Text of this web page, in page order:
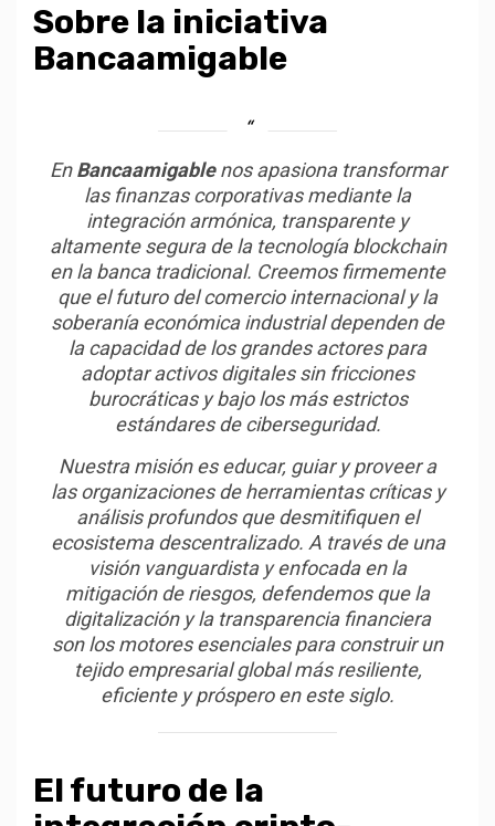
Sobre la iniciativa
Bancaamigable
EnBancaamigablenos apasiona transformar
las finanzas corporativas mediante la
integración armónica, transparente y
altamente segura de la tecnología blockchain
en la banca tradicional. Creemos firmemente
que el futuro del comercio internacional y la
soberanía económica industrial dependen de
la capacidad de los grandes actores para
adoptar activos digitales sin fricciones
burocráticas y bajo los más estrictos
estándares de ciberseguridad.
Nuestra misión es educar, guiar y proveer a
las organizaciones de herramientas críticas y
análisis profundos que desmitifiquen el
ecosistema descentralizado. A través de una
visión vanguardista y enfocada en la
mitigación de riesgos, defendemos que la
digitalización y la transparencia financiera
son los motores esenciales para construir un
tejido empresarial global más resiliente,
eficiente y próspero en este siglo.
El futuro de la